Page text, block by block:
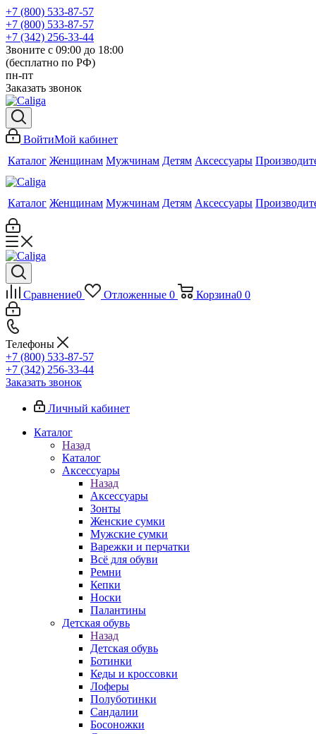
+7 (800) 533-87-57
+7 (800) 533-87-57
+7 (342) 256-33-44
Звоните с 09:00 до 18:00
(бесплатно по РФ)
пн-пт
Заказать звонок
ВойтиМой кабинет
Каталог Женщинам Мужчинам Детям Аксессуары
Каталог Женщинам Мужчинам Детям Аксессуары
Сравнение0 Отложенные 0 Корзина0 0
Телефоны
+7 (800) 533-87-57
+7 (342) 256-33-44
Заказать звонок
Личный кабинет
Каталог
Назад
Каталог
Аксессуары
Назад
Аксессуары
Зонты
Женские сумки
Мужские сумки
Варежки и перчатки
Всё для обуви
Ремни
Кепки
Носки
Палантины
Детская обувь
Назад
Детская обувь
Ботинки
Кеды и кроссовки
Лоферы
Полуботинки
Сандалии
Босоножки